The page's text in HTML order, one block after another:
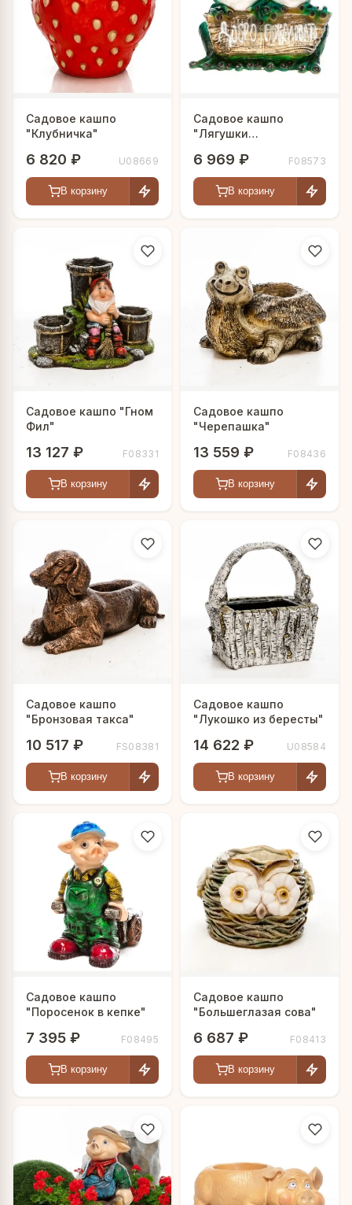
Садовое кашпо
"Клубничка"
6 820 ₽ U08669
В корзину
Садовое кашпо
"Лягушки
6 969 ₽ F08573
В корзину
Садовое кашпо "Гном
Фил"
13 127 ₽ F08331
В корзину
Садовое кашпо
"Черепашка"
13 559 ₽ F08436
В корзину
Садовое кашпо
"Бронзовая такса"
10 517 ₽ FS08381
В корзину
Садовое кашпо
"Лукошко из бересты"
14 622 ₽ U08584
В корзину
Садовое кашпо
"Поросенок в кепке"
7 395 ₽ F08495
В корзину
Садовое кашпо
"Большеглазая сова"
6 687 ₽ F08413
В корзину